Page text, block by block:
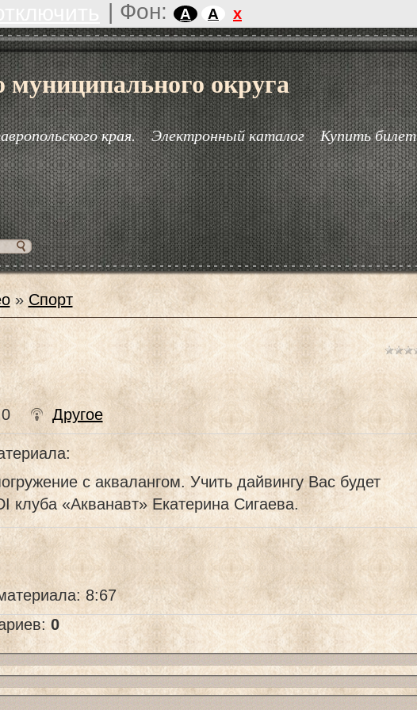
| Фон: A A x
муниципального округа
края. Электронный каталог Купить билет
» Спорт
Другое
:
с аквалангом. Учить дайвингу Вас будет
клуба «Акванавт» Екатерина Сигаева.
: 8:67
: 0